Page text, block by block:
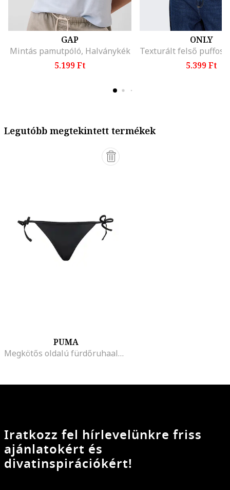
GAP
Mintás pamutpóló, Halványkék
5.199 Ft
ONLY
5.399 Ft
Legutóbb megtekintett termékek
PUMA
Megkötős oldalú fürdőruhaalsó, Fekete
Iratkozz fel hírlevelünkre friss
ajánlatokért és
divatinspirációkért!